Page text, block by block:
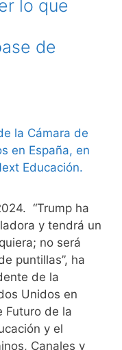
lo que
de
“Trump ha
y tendrá un
no será
puntillas”, ha
de la
Unidos en
Futuro de la
y el
Canales y